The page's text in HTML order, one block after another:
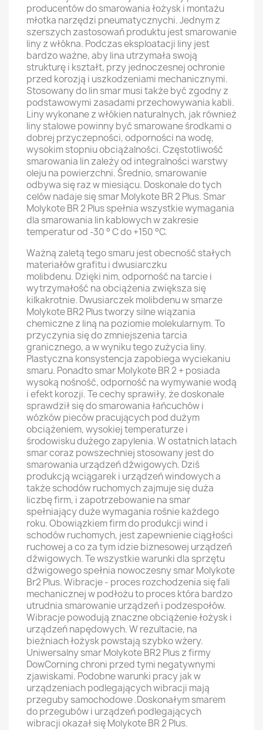
producentów do smarowania łożysk i montażu
młotka narzędzi pneumatycznychi. Jednym z
szerszych zastosowań produktu jest smarowanie
liny z włókna. Podczas eksploatacji liny jest
bardzo ważne, aby lina utrzymała swoją
strukturę i kształt, przy jednoczesnej ochronie
przed korozją i uszkodzeniami mechanicznymi.
Stosowany do lin smar musi także być zgodny z
podstawowymi zasadami przechowywania kabli.
Liny wykonane z włókien naturalnych, jak również
liny stalowe powinny być smarowane środkami o
dobrej przyczepności, odporności na wodę,
wysokim stopniu obciążalności. Częstotliwość
smarowania lin zależy od integralności warstwy
oleju na powierzchni. Średnio, smarowanie
odbywa się raz w miesiącu. Doskonale do tych
celów nadaje się smar Molykote BR 2 Plus. Smar
Molykote BR 2 Plus spełnia wszystkie wymagania
dla smarowania lin kablowych w zakresie
temperatur od -30 ° C do +150 °C.
Ważną zaletą tego smaru jest obecność stałych
materiałów grafitu i dwusiarczku
molibdenu. Dzięki nim, odporność na tarcie i
wytrzymałość na obciążenia zwiększa się
kilkakrotnie. Dwusiarczek molibdenu w smarze
Molykote BR2 Plus tworzy silne wiązania
chemiczne z liną na poziomie molekularnym. To
przyczynia się do zmniejszenia tarcia
granicznego, a w wyniku tego zużycia liny.
Plastyczna konsystencja zapobiega wyciekaniu
smaru. Ponadto smar Molykote BR 2 + posiada
wysoką nośność, odporność na wymywanie wodą
i efekt korozji. Te cechy sprawiły, że doskonale
sprawdził się do smarowania łańcuchów i
wózków pieców pracujących pod dużym
obciążeniem, wysokiej temperaturze i
środowisku dużego zapylenia. W ostatnich latach
smar coraz powszechniej stosowany jest do
smarowania urządzeń dźwigowych. Dziś
produkcją wciągarek i urządzeń windowych a
także schodów ruchomych zajmuje się duża
liczbę firm, i zapotrzebowanie na smar
spełniający duże wymagania rośnie każdego
roku. Obowiązkiem firm do produkcji wind i
schodów ruchomych, jest zapewnienie ciągłości
ruchowej a co za tym idzie biznesowej urządzeń
dźwigowych. Te wszystkie warunki dla sprzętu
dźwigowego spełnia nowoczesny smar Molykote
Br2 Plus. Wibracje - proces rozchodzenia się fali
mechanicznej w podłożu to proces która bardzo
utrudnia smarowanie urządzeń i podzespołów.
Wibracje powodują znaczne obciążenie łożysk i
urządzeń napędowych. W rezultacie, na
bieżniach łożysk powstają szybko wżery.
Uniwersalny smar Molykote BR2 Plus z firmy
DowCorning chroni przed tymi negatywnymi
zjawiskami. Podobne warunki pracy jak w
urządzeniach podlegających wibracji mają
przeguby samochodowe .Doskonałym smarem
do przegubów i urządzeń podlegających
wibracji okazał się Molykote BR 2 Plus.